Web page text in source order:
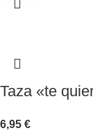
Taza «te
6,95 €